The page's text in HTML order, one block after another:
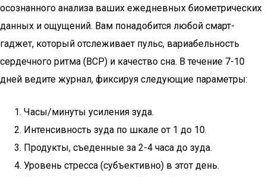
осознанного анализа ваших ежедневных биометрических
данных и ощущений. Вам понадобится любой смарт-
гаджет, который отслеживает пульс, вариабельность
сердечного ритма (ВСР) и качество сна. В течение 7-10
дней ведите журнал, фиксируя следующие параметры:
Часы/минуты усиления зуда.
Интенсивность зуда по шкале от 1 до 10.
Продукты, съеденные за 2-4 часа до зуда.
Уровень стресса (субъективно) в этот день.